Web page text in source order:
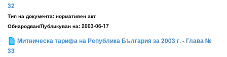
32
Тип на документа: нормативен акт
Обнародван/Публикуван на: 2003-06-17
Митническа тарифа на Република България за 2003 г. - Глава №
33